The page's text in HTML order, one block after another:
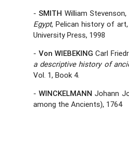
-SMITH William Stevenson,
Egypt, Pelican history of
University Press, 1998
- Von WIEBEKING Carl
a descriptive history of
Vol. 1, Book 4.
-WINCKELMANN Johann
among the Ancients), 1764